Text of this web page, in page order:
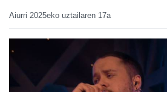
Aiurri 2025eko uztailaren 17a